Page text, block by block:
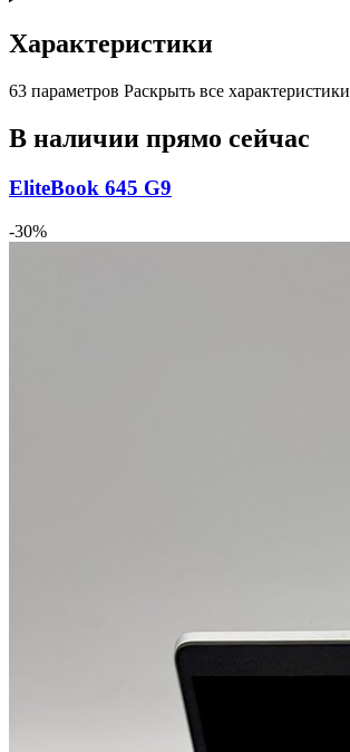
Характеристики
63 параметров Раскрыть все характеристики
В наличии прямо сейчас
EliteBook 645 G9
-30%